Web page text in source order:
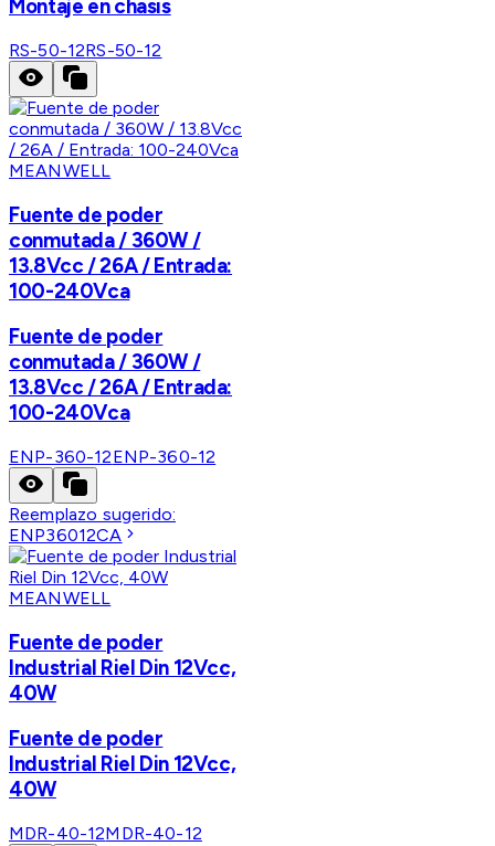
Montaje en chasis
RS-50-12RS-50-12
MEANWELL
Fuente de poder
conmutada / 360W /
13.8Vcc / 26A / Entrada:
100-240Vca
Fuente de poder
conmutada / 360W /
13.8Vcc / 26A / Entrada:
100-240Vca
ENP-360-12ENP-360-12
Reemplazo sugerido:
ENP36012CA
MEANWELL
Fuente de poder
Industrial Riel Din 12Vcc,
40W
Fuente de poder
Industrial Riel Din 12Vcc,
40W
MDR-40-12MDR-40-12